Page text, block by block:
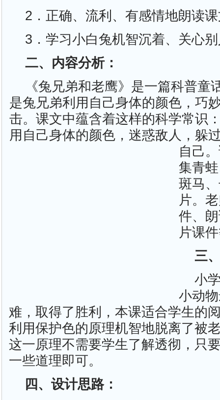
2．正确、流利、有感情地朗读
3．学习小白兔机智沉着、关心
二、内容分析：
《兔兄弟和老鹰》是一篇科普童
是兔兄弟利用自己身体的颜色，巧
击。课文中蕴含着这样的科学常识
用自己身体的颜色，迷惑敌人，躲
自己
集青
斑马
片。
件、
片课
三
小
小动
难，取得了胜利，本课适合学生的
利用保护色的原理机智地脱离了被
这一原理不需要学生了解透彻，只
一些道理即可。
四、设计思路：